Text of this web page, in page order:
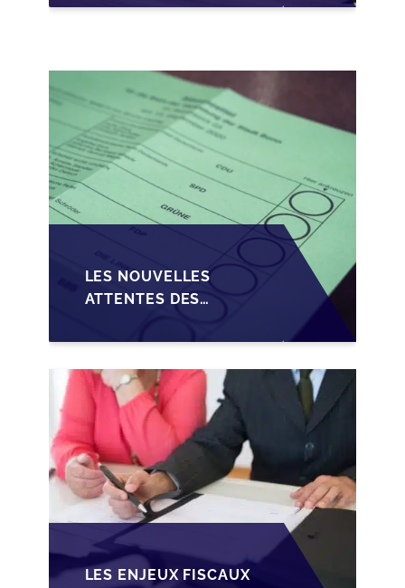
CRÉDIT SUR LA
LES NOUVELLES
ATTENTES DES
TRANSMISSION DES
PME BELGES
LES ENJEUX FISCAUX